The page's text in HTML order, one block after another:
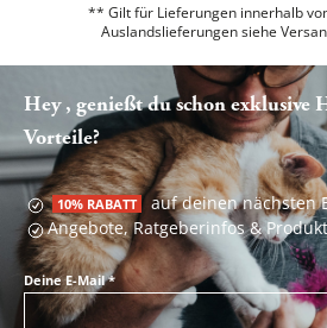
** Gilt für Lieferungen innerhalb
Auslandslieferungen siehe
Hey , genießt du schon exklusive
Vorteile?
10% RABATT auf deinen nächsten
Angebote, Ratgeberinfos &
Deine E-Mail*